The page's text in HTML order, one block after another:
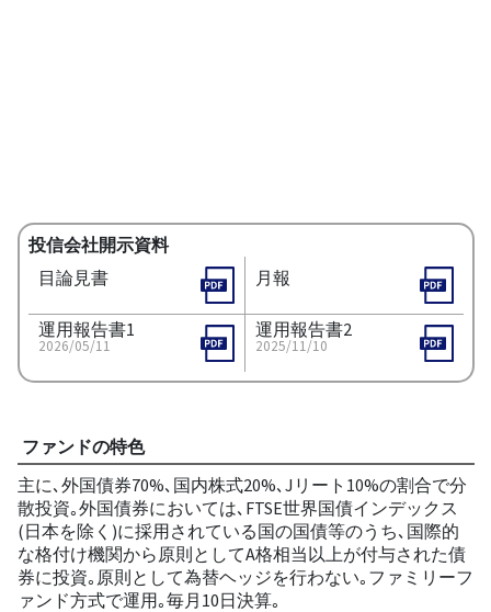
投信会社開示資料
目論見書
月報
運用報告書1
2026/05/11
運用報告書2
2025/11/10
ファンドの特色
主に､外国債券70%､国内株式20%､Jリート10%の割合で分
散投資｡外国債券においては､FTSE世界国債インデックス
(日本を除く)に採用されている国の国債等のうち､国際的
な格付け機関から原則としてA格相当以上が付与された債
券に投資｡原則として為替ヘッジを行わない｡ファミリーフ
ァンド方式で運用｡毎月10日決算｡